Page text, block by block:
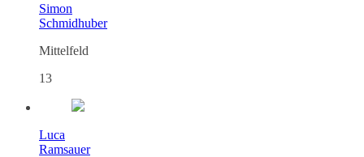
Simon
Schmidhuber
Mittelfeld
13
Luca
Ramsauer